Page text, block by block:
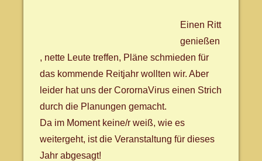
Einen Ritt
genießen
, nette Leute treffen, Pläne schmieden für
das kommende Reitjahr wollten wir. Aber
leider hat uns der CorornaVirus einen Strich
durch die Planungen gemacht.
Da im Moment keine/r weiß, wie es
weitergeht, ist die Veranstaltung für dieses
Jahr abgesagt!